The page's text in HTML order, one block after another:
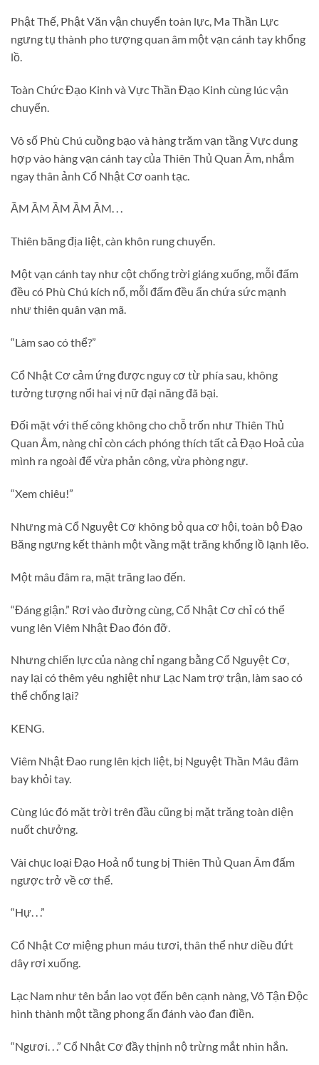
Phật Thế, Phật Văn vận chuyển toàn lực, Ma Thần Lực
ngưng tụ thành pho tượng quan âm một vạn cánh tay khổng
lồ.
Toàn Chức Đạo Kinh và Vực Thần Đạo Kinh cùng lúc vận
chuyển.
Vô số Phù Chú cuồng bạo và hàng trăm vạn tầng Vực dung
hợp vào hàng vạn cánh tay của Thiên Thủ Quan Âm, nhắm
ngay thân ảnh Cổ Nhật Cơ oanh tạc.
ẦM ẦM ẦM ẦM ẦM. . .
Thiên băng địa liệt, càn khôn rung chuyển.
Một vạn cánh tay như cột chống trời giáng xuống, mỗi đấm
đều có Phù Chú kích nổ, mỗi đấm đều ẩn chứa sức mạnh
như thiên quân vạn mã.
“Làm sao có thể?”
Cổ Nhật Cơ cảm ứng được nguy cơ từ phía sau, không
tưởng tượng nổi hai vị nữ đại năng đã bại.
Đối mặt với thế công không cho chỗ trốn như Thiên Thủ
Quan Âm, nàng chỉ còn cách phóng thích tất cả Đạo Hoả của
mình ra ngoài để vừa phản công, vừa phòng ngự.
“Xem chiêu!”
Nhưng mà Cổ Nguyệt Cơ không bỏ qua cơ hội, toàn bộ Đạo
Băng ngưng kết thành một vầng mặt trăng khổng lồ lạnh lẽo.
Một mâu đâm ra, mặt trăng lao đến.
“Đáng giận.” Rơi vào đường cùng, Cổ Nhật Cơ chỉ có thể
vung lên Viêm Nhật Đao đón đỡ.
Nhưng chiến lực của nàng chỉ ngang bằng Cổ Nguyệt Cơ,
nay lại có thêm yêu nghiệt như Lạc Nam trợ trận, làm sao có
thể chống lại?
KENG.
Viêm Nhật Đao rung lên kịch liệt, bị Nguyệt Thần Mâu đâm
bay khỏi tay.
Cùng lúc đó mặt trời trên đầu cũng bị mặt trăng toàn diện
nuốt chưởng.
Vài chục loại Đạo Hoả nổ tung bị Thiên Thủ Quan Âm đấm
ngược trở về cơ thể.
“Hự. . .”
Cổ Nhật Cơ miệng phun máu tươi, thân thể như diều đứt
dây rơi xuống.
Lạc Nam như tên bắn lao vọt đến bên cạnh nàng, Vô Tận Độc
hình thành một tầng phong ấn đánh vào đan điền.
“Ngươi. . .” Cổ Nhật Cơ đầy thịnh nộ trừng mắt nhìn hắn.